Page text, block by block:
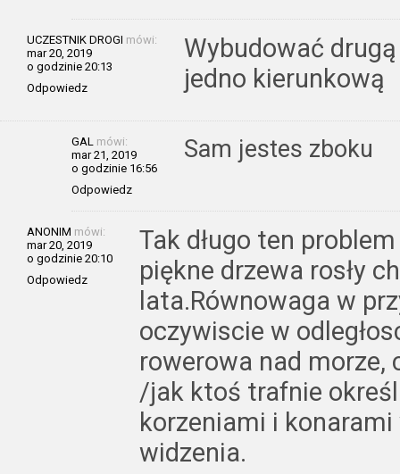
UCZESTNIK DROGI mówi:
mar 20, 2019
o godzinie 20:13
Odpowiedz
Wybudować
jedno kierunkową
GAL mówi:
mar 21, 2019
o godzinie 16:56
Odpowiedz
Sam jestes zboku
ANONIM mówi:
mar 20, 2019
o godzinie 20:10
Odpowiedz
Tak długo ten
piękne drzewa rosły
lata.Równowaga w
oczywiscie w
rowerowa nad morze,
/jak ktoś trafnie
korzeniami i
widzenia.